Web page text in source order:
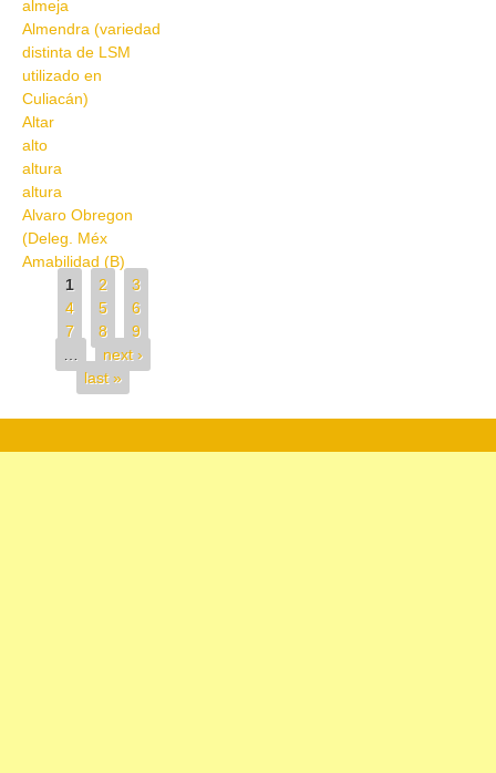
almeja
Almendra (variedad
distinta de LSM
utilizado en
Culiacán)
Altar
alto
altura
altura
Alvaro Obregon
(Deleg. Méx
Amabilidad (B)
Pages
1 2
3
4
5
6
7
8
9
next ›
last »